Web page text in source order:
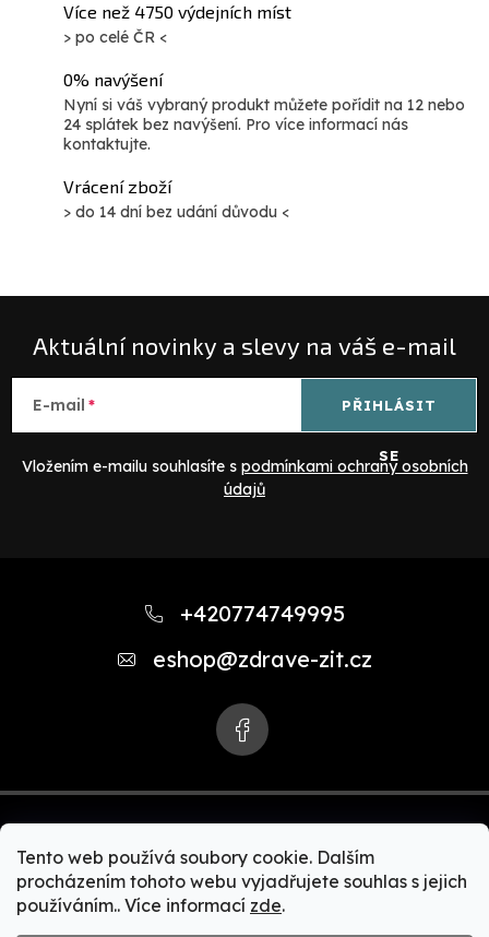
Tento web používá soubory cookie. Dalším
procházením tohoto webu vyjadřujete souhlas s jejich
používáním.. Více informací zde.
Více než 4750 výdejních míst
> po celé ČR <
0% navýšení
Nyní si váš vybraný produkt můžete pořídit na 12 nebo
24 splátek bez navýšení. Pro více informací nás
kontaktujte.
Vrácení zboží
> do 14 dní bez udání důvodu <
Aktuální novinky a slevy na váš e-mail
E-mail
Vložením e-mailu souhlasíte s podmínkami ochrany osobních
údajů
PŘIHLÁSIT
SE
+420774749995
eshop@zdrave-zit.cz
Copyright 2026Zdravě-žít.cz | Akční nabídky Zepter